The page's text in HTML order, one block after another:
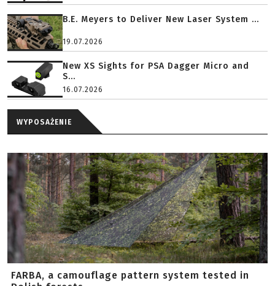
B.E. Meyers to Deliver New Laser System ...
19.07.2026
New XS Sights for PSA Dagger Micro and
S...
16.07.2026
WYPOSAŻENIE
FARBA, a camouflage pattern system tested in